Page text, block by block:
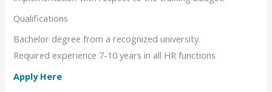
Qualifications
Bachelor degree from a recognized university.
Required experience 7-10 years in all HR functions
Apply Here